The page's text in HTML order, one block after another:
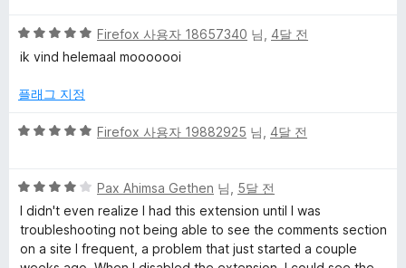
점
점
에
점
5
점
점
5
Firefox 사용자 18657340 님, 4달 전
ik vind helemaal mooooooi
플래그 지정
5
점
에
5
점
Firefox 사용자 19882925 님, 4달 전
5
점
만
점
에
Pax Ahimsa Gethen 님, 5달 전
I didn't even realize I had this extension until I was
troubleshooting not being able to see the comments section
on a site I frequent, a problem that just started a couple